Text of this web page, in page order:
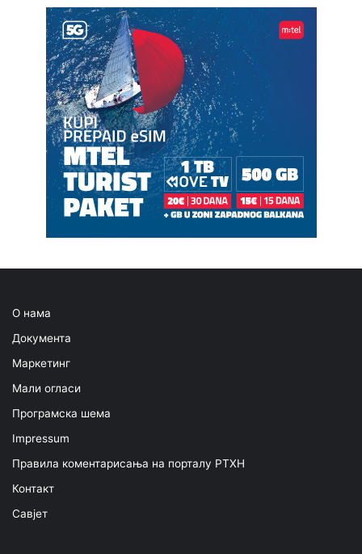
О нама
Документа
Маркетинг
Мали огласи
Програмска шема
Impressum
Правила коментарисања на порталу РТХН
Контакт
Савјет